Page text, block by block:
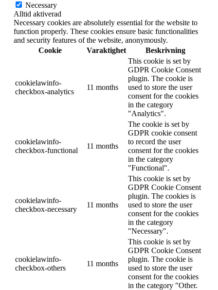
Necessary
Alltid aktiverad
Necessary cookies are absolutely essential for the website to
function properly. These cookies ensure basic functionalities
and security features of the website, anonymously.
Cookie
Varaktighet Beskrivning
cookielawinfo-
checkbox-analytics
11 months
This cookie is set by
GDPR Cookie Consent
plugin. The cookie is
used to store the user
consent for the cookies
in the category
"Analytics".
cookielawinfo-
checkbox-functional
11 months
The cookie is set by
GDPR cookie consent
to record the user
consent for the cookies
in the category
"Functional".
cookielawinfo-
checkbox-necessary
11 months
This cookie is set by
GDPR Cookie Consent
plugin. The cookies is
used to store the user
consent for the cookies
in the category
"Necessary".
cookielawinfo-
checkbox-others
11 months
This cookie is set by
GDPR Cookie Consent
plugin. The cookie is
used to store the user
consent for the cookies
in the category "Other.